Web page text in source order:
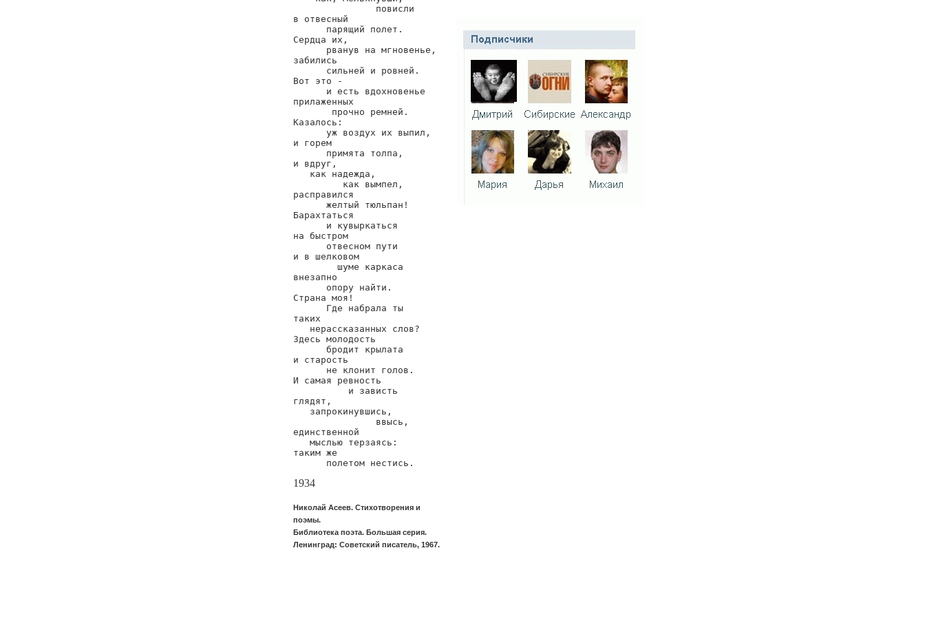
               повисли
в отвесный
      парящий полет.
Сердца их,
      рванув на мгновенье,
забились
      сильней и ровней.
Вот это -
      и есть вдохновенье
прилаженных
       прочно ремней.
Казалось:
      уж воздух их выпил,
и горем
      примята толпа,
и вдруг,
   как надежда,
         как вымпел,
расправился
      желтый тюльпан!
Барахтаться
      и кувыркаться
на быстром
      отвесном пути
и в шелковом
        шуме каркаса
внезапно
      опору найти.
Страна моя!
      Где набрала ты
таких
   нерассказанных слов?
Здесь молодость
      бродит крылата
и старость
      не клонит голов.
И самая ревность
          и зависть
глядят,
   запрокинувшись,
               ввысь,
единственной
   мыслью терзаясь:
таким же
      полетом нестись.
1934
Николай Асеев. Стихотворения и
поэмы.
Библиотека поэта. Большая серия.
Ленинград: Советский писатель, 1967.